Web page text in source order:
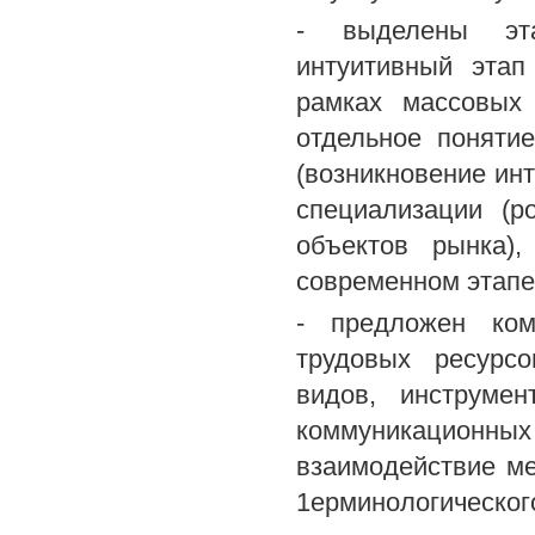
- выделены
интуитивный
рамках
отдельное
(возникновение
специализации
объектов
современном
- предложен
трудовых
видов,
взаимодействие